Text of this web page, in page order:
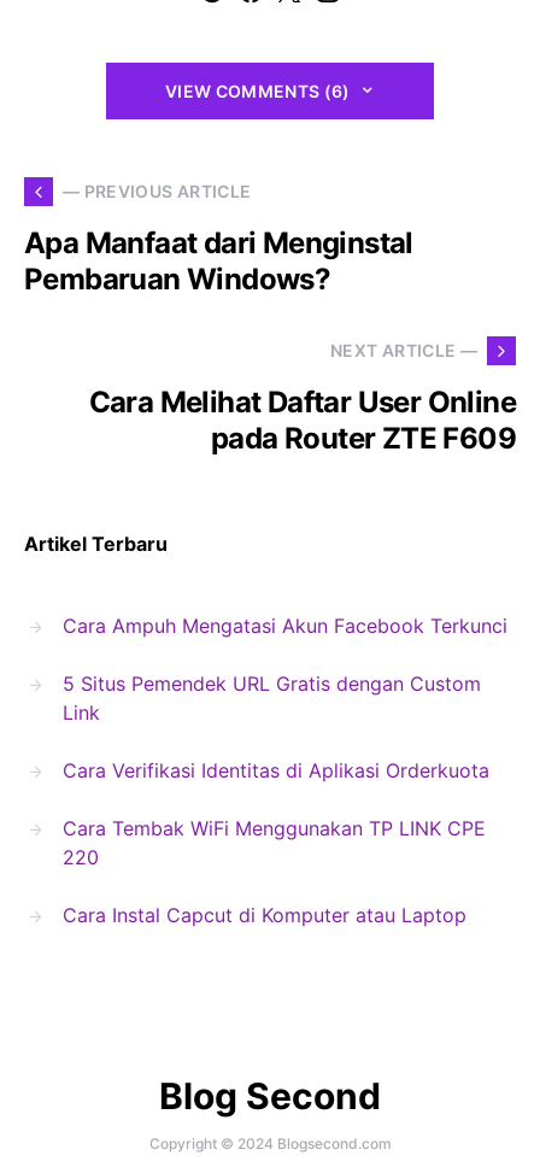
VIEW COMMENTS (6)
— PREVIOUS ARTICLE
Apa Manfaat dari Menginstal
Pembaruan Windows?
NEXT ARTICLE —
Cara Melihat Daftar User Online
pada Router ZTE F609
Artikel Terbaru
Cara Ampuh Mengatasi Akun Facebook Terkunci
5 Situs Pemendek URL Gratis dengan Custom
Link
Cara Verifikasi Identitas di Aplikasi Orderkuota
Cara Tembak WiFi Menggunakan TP LINK CPE
220
Cara Instal Capcut di Komputer atau Laptop
Blog Second
Copyright © 2024 Blogsecond.com